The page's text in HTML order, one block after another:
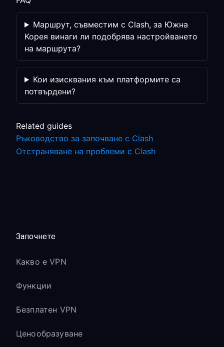
Маршрут, съвместим с Clash, за Южна
Корея винаги ли подобрява настройването
на маршрута?
Кои изисквания към платформите са
потвърдени?
Related guides
Ръководство за започване с Clash
Отстраняване на проблеми с Clash
Започнете
Какво е VPN
Функции
Безплатен VPN
Ценообразуване